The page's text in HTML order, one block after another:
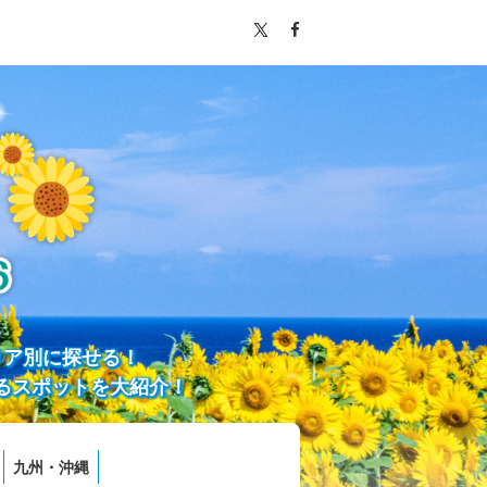
別に探せる！
スポットを大紹介！
九州・沖縄